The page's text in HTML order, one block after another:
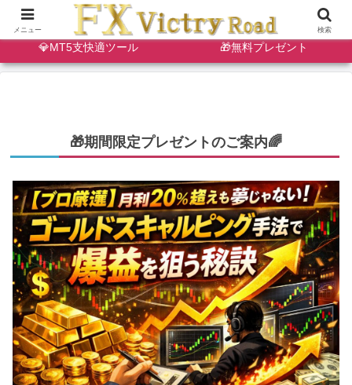
🔷天・底狙い撃ちインジ ✨ゴールドスキャルインジ
💎MT5支快適ツール 🎁無料プレゼント
🎁期間限定プレゼントのご案内🌈
メニュー 検索